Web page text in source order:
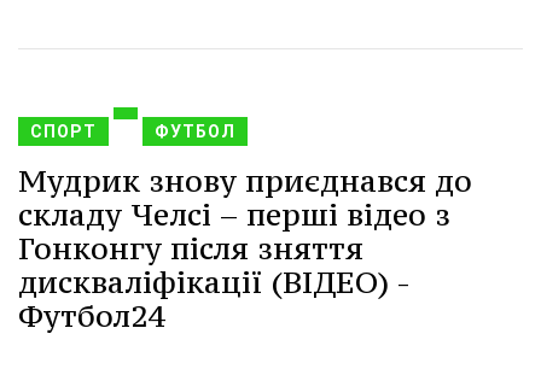
СПОРТ ФУТБОЛ
Мудрик знову приєднався до
складу Челсі – перші відео з
Гонконгу після зняття
дискваліфікації (ВІДЕО) -
Футбол24